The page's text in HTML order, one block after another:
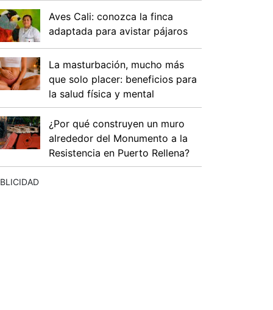
Aves Cali: conozca la finca
adaptada para avistar pájaros
La masturbación, mucho más
que solo placer: beneficios para
la salud física y mental
¿Por qué construyen un muro
alrededor del Monumento a la
Resistencia en Puerto Rellena?